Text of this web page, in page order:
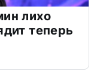
лихо
теперь